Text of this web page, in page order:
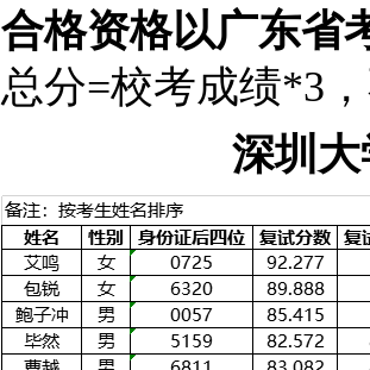
合格资格以广东省
总分=校考成绩*3
深圳